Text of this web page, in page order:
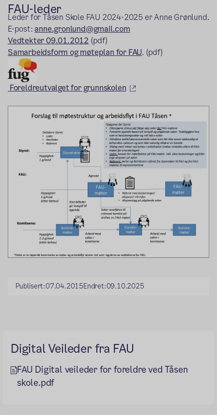
FAU-leder
Leder for Tåsen Skole FAU 2024-2025 er Anne Grønlund.
E-post: anne.gronlund@gmail.com
Vedtekter 09.01.2012 (pdf)
Samarbeidsform og møteplan for FAU. (pdf)
Foreldreutvalget for grunnskolen (ekstern lenke)
Publisert:07.04.2015Endret:09.10.2025
Digital Veileder fra FAU
FAU Digital veileder for foreldre ved Tåsen
skole.pdf